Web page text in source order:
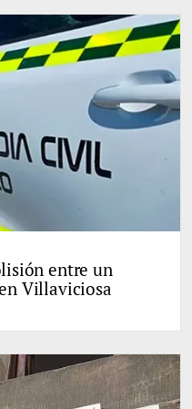
entre un
Villaviciosa